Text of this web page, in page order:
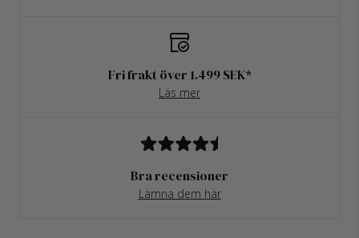
Fri frakt över 1.499 SEK*
Läs mer
Bra recensioner
Lämna dem här